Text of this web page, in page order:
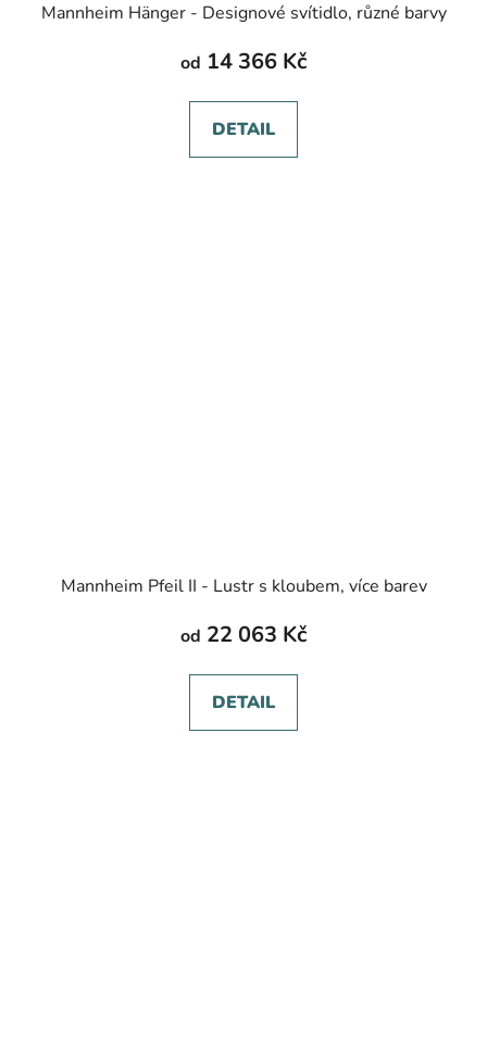
Mannheim Hänger - Designové svítidlo, různé barvy
od 14 366 Kč
DETAIL
Mannheim Pfeil II - Lustr s kloubem, více barev
od 22 063 Kč
DETAIL